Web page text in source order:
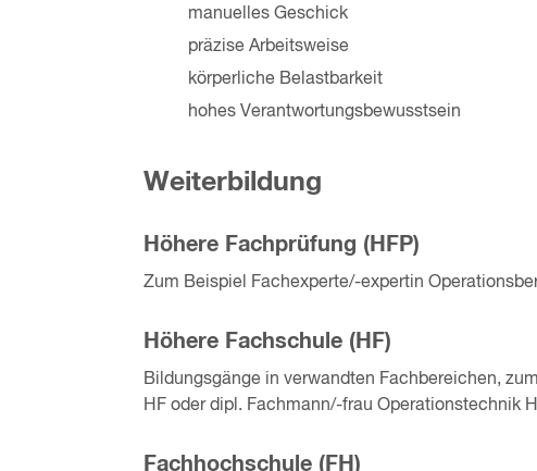
manuelles Geschick
präzise Arbeitsweise
körperliche Belastbarkeit
hohes Verantwortungsbewusstsein
Weiterbildung
Höhere Fachprüfung (HFP)
Zum Beispiel Fachexperte/-expertin
Höhere Fachschule (HF)
Bildungsgänge in verwandten Fachbereichen,
HF oder dipl. Fachmann/-frau Operationstechnik
Fachhochschule (FH)